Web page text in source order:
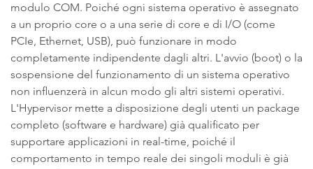
modulo COM. Poiché ogni sistema operativo è assegnato
a un proprio core o a una serie di core e di I/O (come
PCIe, Ethernet, USB), può funzionare in modo
completamente indipendente dagli altri. L'avvio (boot) o la
sospensione del funzionamento di un sistema operativo
non influenzerà in alcun modo gli altri sistemi operativi.
L'Hypervisor mette a disposizione degli utenti un package
completo (software e hardware) già qualificato per
supportare applicazioni in real-time, poiché il
comportamento in tempo reale dei singoli moduli è già